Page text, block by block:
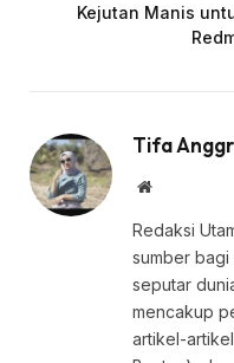
Kejutan Manis
Tifa
Website
Redaksi
sumber
seputar
mencakup
artikel-